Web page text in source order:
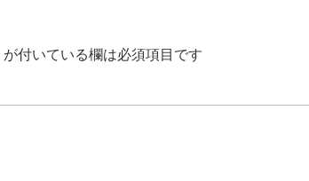
が付いている欄は必須項目です